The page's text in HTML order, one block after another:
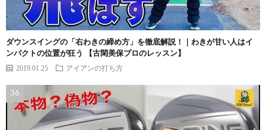
ダウンスイングの「右わきの締め方」を徹底解説！｜わきが甘い人はイ
ンパクトの位置が狂う 【古閑美保プロのレッスン】
2019.01.25 アイアンの打ち方